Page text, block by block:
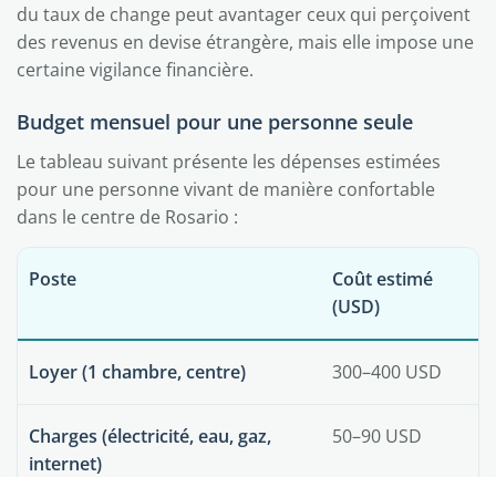
du taux de change peut avantager ceux qui perçoivent
des revenus en devise étrangère, mais elle impose une
certaine vigilance financière.
Budget mensuel pour une personne seule
Le tableau suivant présente les dépenses estimées
pour une personne vivant de manière confortable
dans le centre de Rosario :
Poste
Coût estimé
(USD)
Loyer (1 chambre, centre) 300–400 USD
Charges (électricité, eau, gaz,
internet)
50–90 USD